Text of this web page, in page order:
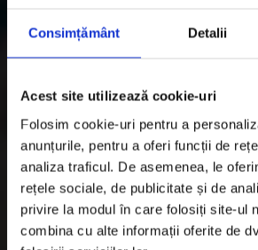
Consimțământ Detalii
Acest site utilizează cookie-uri
Folosim cookie-uri pentru a
anunțurile, pentru a oferi funcții de
analiza traficul. De asemenea, le
rețele sociale, de publicitate și de
privire la modul în care folosiți site-ul
combina cu alte informații oferite de
DISTANTIERE
Informatii utile
Informatii Livrare
Garantie si Retur